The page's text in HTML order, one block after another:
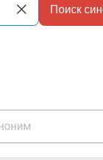
Поиск